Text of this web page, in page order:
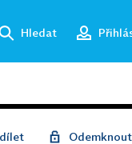
Hledat